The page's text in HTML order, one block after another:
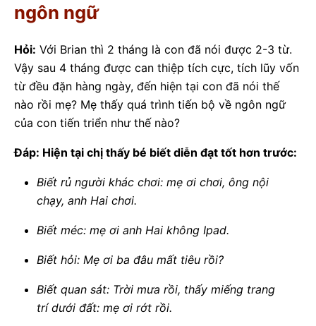
ngôn ngữ
Hỏi: Với Brian thì 2 tháng là con đã nói được 2-3 từ.
Vậy sau 4 tháng được can thiệp tích cực, tích lũy vốn
từ đều đặn hàng ngày, đến hiện tại con đã nói thế
nào rồi mẹ? Mẹ thấy quá trình tiến bộ về ngôn ngữ
của con tiến triển như thế nào?
Đáp: Hiện tại chị thấy bé biết diễn đạt tốt hơn trước:
Biết rủ người khác chơi: mẹ ơi chơi, ông nội
chạy, anh Hai chơi.
Biết méc: mẹ ơi anh Hai không Ipad.
Biết hỏi: Mẹ ơi ba đâu mất tiêu rồi?
Biết quan sát: Trời mưa rồi, thấy miếng trang
trí dưới đất: mẹ ơi rớt rồi.